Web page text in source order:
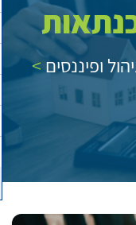
ופיננסים>